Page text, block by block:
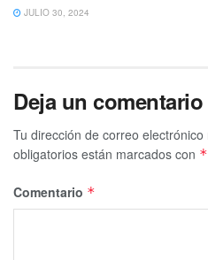
JULIO 30, 2024
Deja un comentario
Tu dirección de correo
obligatorios están marcados con *
Comentario *